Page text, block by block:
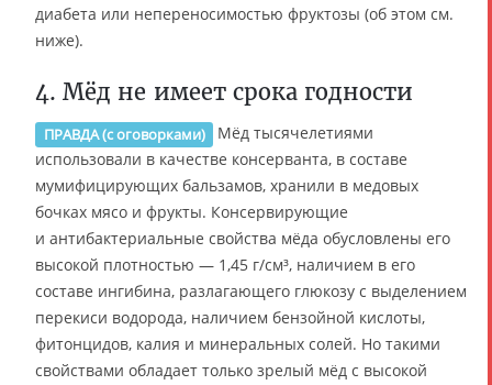
диабета или непереносимостью фруктозы (об этом см.
ниже).
4. Мёд не имеет срока годности
ПРАВДА (с оговорками)
Мёд тысячелетиями
использовали в качестве консерванта, в составе
мумифицирующих бальзамов, хранили в медовых
бочках мясо и фрукты. Консервирующие
и антибактериальные свойства мёда обусловлены его
высокой плотностью — 1,45 г/см³, наличием в его
составе ингибина, разлагающего глюкозу с выделением
перекиси водорода, наличием бензойной кислоты,
фитонцидов, калия и минеральных солей. Но такими
свойствами обладает только зрелый мёд с высокой